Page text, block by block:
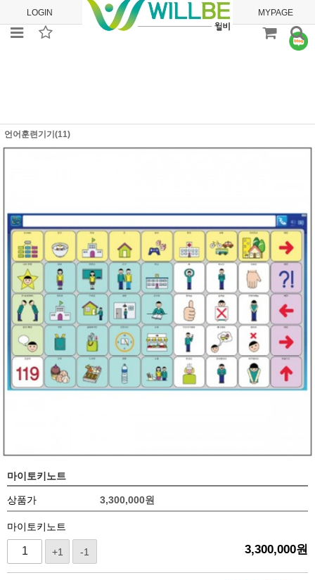
LOGIN JOIN ORDER MYPAGE
언어훈련기기(11)
마이토키노트
상품가 3,300,000원
마이토키노트
+1 -1 3,300,000원